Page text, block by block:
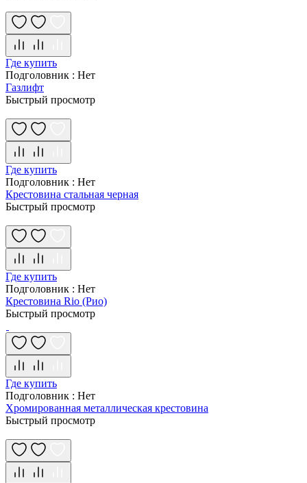
Где купить
Подголовник : Нет
Газлифт
Быстрый просмотр
Где купить
Подголовник : Нет
Крестовина стальная черная
Быстрый просмотр
Где купить
Подголовник : Нет
Крестовина Rio (Рио)
Быстрый просмотр
Где купить
Подголовник : Нет
Хромированная металлическая крестовина
Быстрый просмотр